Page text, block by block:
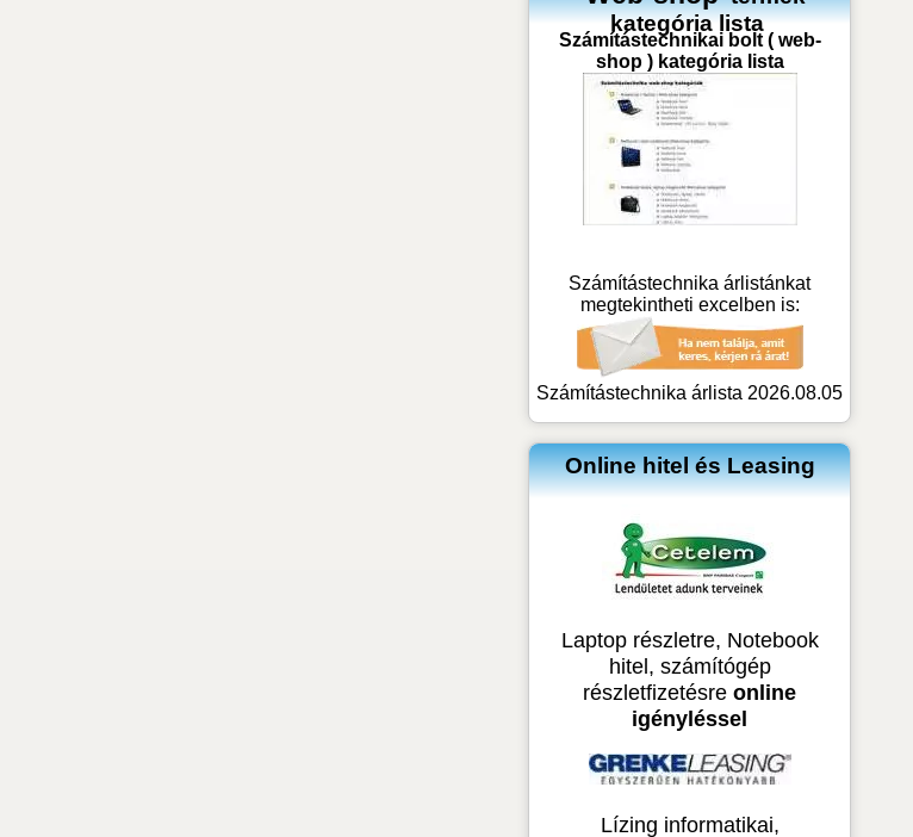
kategória lista
Számítástechnikai bolt ( web-
shop ) kategória lista
Számítástechnika árlistánkat
megtekintheti excelben is:
Számítástechnika árlista 2026.08.05
Online hitel és Leasing
Laptop részletre, Notebook
hitel, számítógép
részletfizetésreonline
igényléssel
Lízing informatikai,